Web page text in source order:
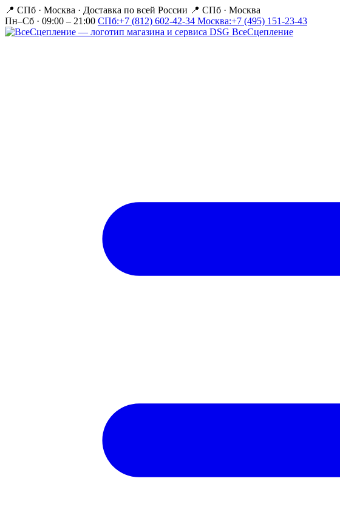
📍 СПб · Москва · Доставка по всей России 📍 СПб · Москва
Пн–Сб · 09:00 – 21:00 СПб:+7 (812) 602-42-34 Москва:+7 (495) 151-23-43
ВсеСцепление